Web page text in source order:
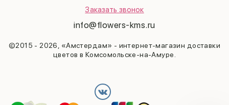
Заказать звонок
info@flowers-kms.ru
©2015 - 2026, «Амстердам» - интернет-магазин доставки
цветов в Комсомольске-на-Амуре.